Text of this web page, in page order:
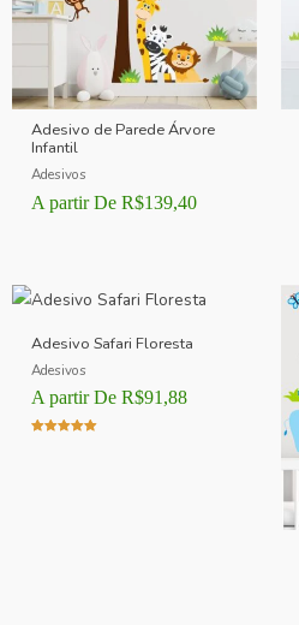
Adesivo de Parede Árvore
Infantil
Adesivos
A partir De R$139,40
Adesivo Safari Floresta
Adesivos
A partir De R$91,88